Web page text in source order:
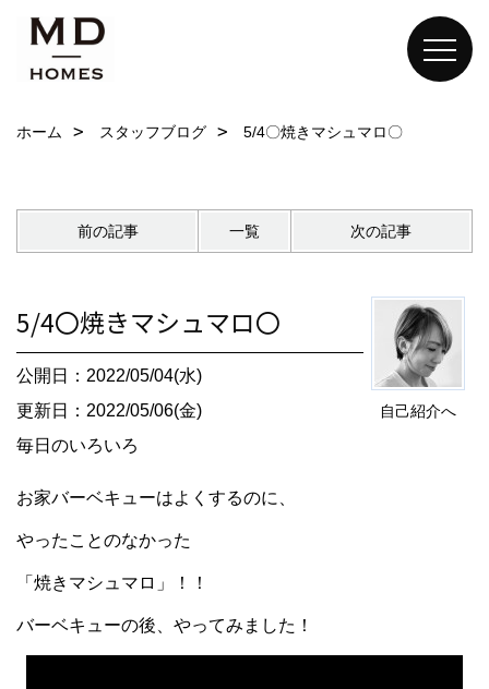
ホーム スタッフブログ 5/4〇焼きマシュマロ〇
前の記事 一覧 次の記事
自己紹介へ
5/4〇焼きマシュマロ〇
公開日：2022/05/04(水)
更新日：2022/05/06(金)
毎日のいろいろ
お家バーベキューはよくするのに、
やったことのなかった
「焼きマシュマロ」！！
バーベキューの後、やってみました！